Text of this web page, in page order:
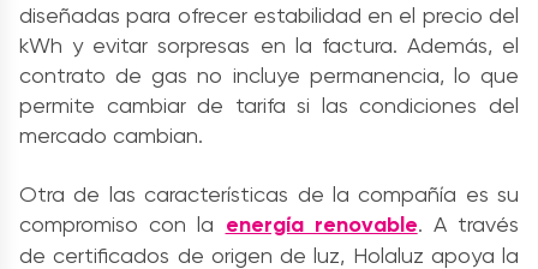
diseñadas para ofrecer estabilidad en el precio del
kWh y evitar sorpresas en la factura. Además, el
contrato de gas no incluye permanencia, lo que
permite cambiar de tarifa si las condiciones del
mercado cambian.
Otra de las características de la compañía es su
compromiso con la energía renovable. A través
de certificados de origen de luz, Holaluz apoya la